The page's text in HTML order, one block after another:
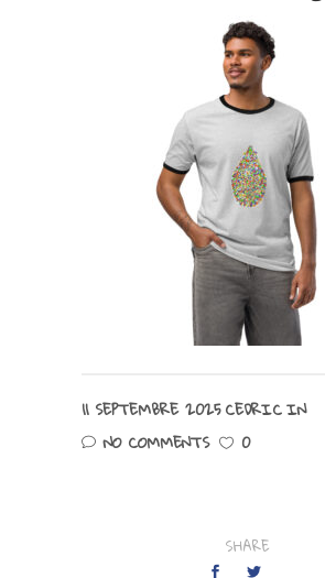
11 SEPTEMBRE 2025CEDRICIN
NO COMMENTS
0
SHARE